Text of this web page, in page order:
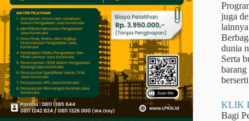
juga
dunia
Serta
KLIK
Bagi